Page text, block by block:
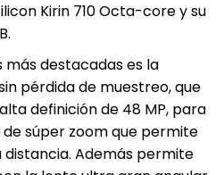
Kirin 710 Octa-core y su
más destacadas es la
pérdida de muestreo, que
definición de 48 MP, para
súper zoom que permite
Además permite